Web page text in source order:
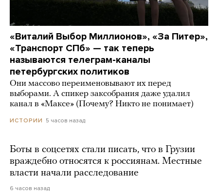
«Виталий Выбор Миллионов», «За Питер»,
«Транспорт СПб» — так теперь
называются телеграм-каналы
петербургских политиков
Они массово переименовывают их перед
выборами. А спикер заксобрания даже удалил
канал в «Максе» (Почему? Никто не понимает)
ИСТОРИИ 5 часов назад
Боты в соцсетях стали писать, что в Грузии
враждебно относятся к россиянам. Местные
власти начали расследование
6 часов назад